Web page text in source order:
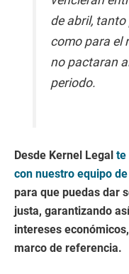
de abril,
como para el
no pactaran
periodo.
Desde Kernel Legal te
con nuestro equipo
para que puedas dar
justa, garantizando
intereses
marco de referencia.